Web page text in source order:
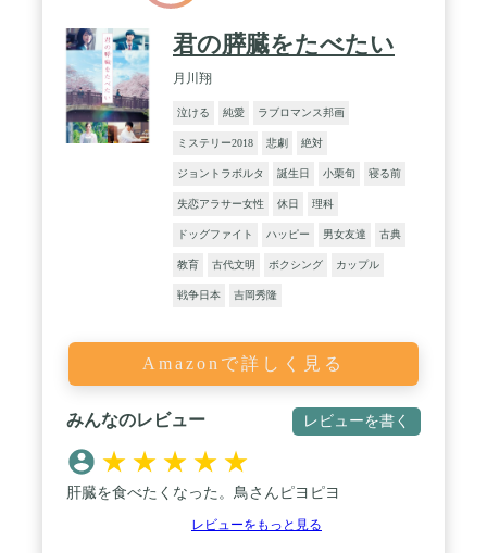
君の膵臓をたべたい
月川翔
泣ける 純愛 ラブロマンス邦画
ミステリー2018 悲劇 絶対
ジョントラボルタ 誕生日 小栗旬 寝る前
失恋アラサー女性 休日 理科
ドッグファイト ハッピー 男女友達 古典
教育 古代文明 ボクシング カップル
戦争日本 吉岡秀隆
Amazonで詳しく見る
みんなのレビュー レビューを書く
★ ★ ★ ★ ★
肝臓を食べたくなった。鳥さんピヨピヨ
レビューをもっと見る